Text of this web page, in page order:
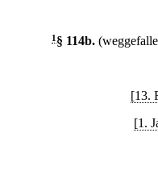
1 § 114b.
[13.
[1.